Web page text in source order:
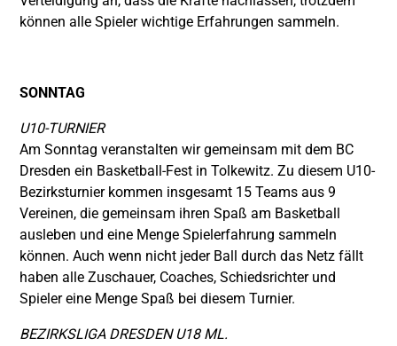
können alle Spieler wichtige Erfahrungen sammeln.
SONNTAG
U10-TURNIER
Am Sonntag veranstalten wir gemeinsam mit dem BC
Dresden ein Basketball-Fest in Tolkewitz. Zu diesem U10-
Bezirksturnier kommen insgesamt 15 Teams aus 9
Vereinen, die gemeinsam ihren Spaß am Basketball
ausleben und eine Menge Spielerfahrung sammeln
können. Auch wenn nicht jeder Ball durch das Netz fällt
haben alle Zuschauer, Coaches, Schiedsrichter und
Spieler eine Menge Spaß bei diesem Turnier.
BEZIRKSLIGA DRESDEN U18 ML.